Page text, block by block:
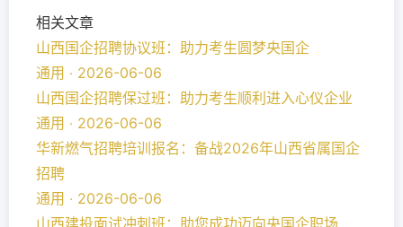
相关文章
山西国企招聘协议班：助力考生圆梦央国企
通用 ‧ 2026-06-06
山西国企招聘保过班：助力考生顺利进入心仪企业
通用 ‧ 2026-06-06
华新燃气招聘培训报名：备战2026年山西省属国企
招聘
通用 ‧ 2026-06-06